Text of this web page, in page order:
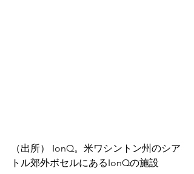
（出所） IonQ。米ワシントン州のシア
トル郊外ボセルにあるIonQの施設